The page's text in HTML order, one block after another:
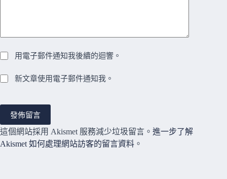
用電子郵件通知我後續的迴響。
新文章使用電子郵件通知我。
發佈留言
這個網站採用 Akismet 服務減少垃圾留言。 進一步了解
Akismet 如何處理網站訪客的留言資料 。